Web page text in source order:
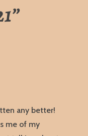
”
any better!
me of my